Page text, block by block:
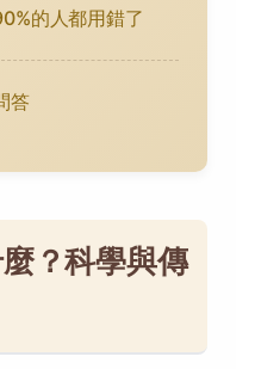
的人都用錯了
答
？科學與傳